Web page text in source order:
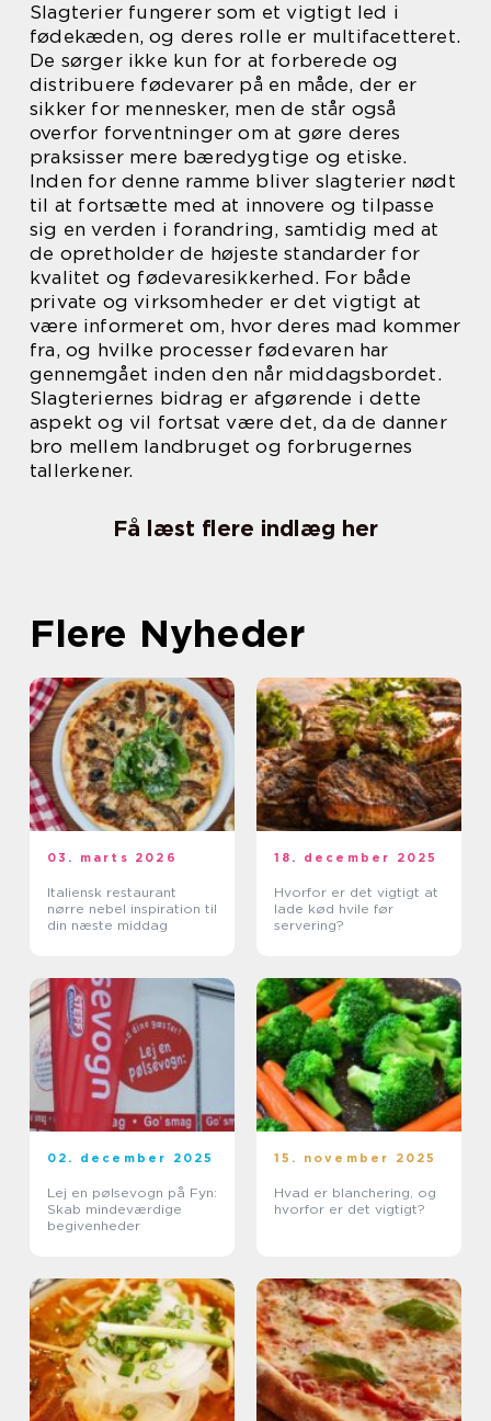
Slagterier fungerer som et vigtigt led i
fødekæden, og deres rolle er multifacetteret.
De sørger ikke kun for at forberede og
distribuere fødevarer på en måde, der er
sikker for mennesker, men de står også
overfor forventninger om at gøre deres
praksisser mere bæredygtige og etiske.
Inden for denne ramme bliver slagterier nødt
til at fortsætte med at innovere og tilpasse
sig en verden i forandring, samtidig med at
de opretholder de højeste standarder for
kvalitet og fødevaresikkerhed. For både
private og virksomheder er det vigtigt at
være informeret om, hvor deres mad kommer
fra, og hvilke processer fødevaren har
gennemgået inden den når middagsbordet.
Slagteriernes bidrag er afgørende i dette
aspekt og vil fortsat være det, da de danner
bro mellem landbruget og forbrugernes
tallerkener.
Få læst flere indlæg her
Flere Nyheder
03. marts 2026
Italiensk restaurant
nørre nebel inspiration til
din næste middag
18. december 2025
Hvorfor er det vigtigt at
lade kød hvile før
servering?
02. december 2025
Lej en pølsevogn på Fyn:
Skab mindeværdige
begivenheder
15. november 2025
Hvad er blanchering, og
hvorfor er det vigtigt?